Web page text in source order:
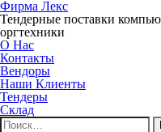
Фирма Лекс
Тендерные поставки
оргтехники
О Нас
Контакты
Вендоры
Наши Клиенты
Тендеры
Склад
Найти: